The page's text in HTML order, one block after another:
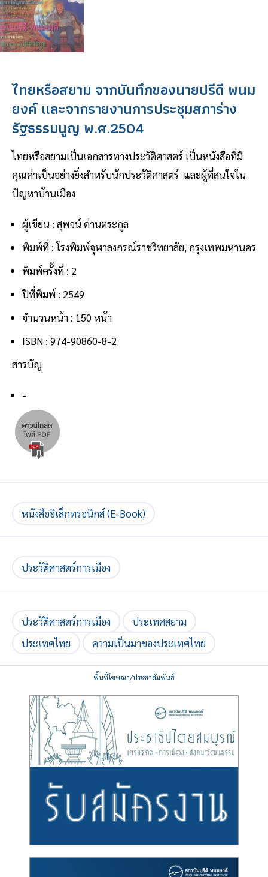
ไทยหรือสยาม จากบันทึกของนายปรีดี พนม
ยงค์ และจากรายงานการประชุมสภาร่าง
รัฐธรรมนูญ พ.ศ.2504
ไทยหรือสยามเป็นเอกสารทางประวัติศาสตร์ เป็นหนังสือที่มี
คุณค่าเป็นอย่างยิ่งสำหรับนักประวัติศาสตร์ และผู้ที่สนใจใน
ปัญหาบ้านเมือง
ผู้เขียน : สุพจน์ ด่านตระกูล
พิมพ์ที่ : โรงพิมพ์จุฬาลงกรณ์ราชวิทยาลัย, กรุงเทพมหานคร
พิมพ์ครั้งที่ : 2
ปีที่พิมพ์ : 2549
จำนวนหน้า : 150 หน้า
ISBN : 974-90860-8-2
สารบัญ
-
หนังสืออิเล็กทรอนิกส์ (E-Book)
ประวัติศาสตร์การเมือง
ประวัติศาสตร์การเมือง
ประเทศสยาม
ประเทศไทย
ความเป็นมาของประเทศไทย
พื้นที่โฆษณา/ประชาสัมพันธ์